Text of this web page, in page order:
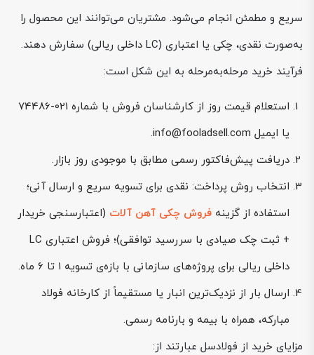
سریع و مطمئن انجام می‌شود. مشتریان می‌توانند این محصول را
به‌صورت نقدی، چکی یا اعتباری (LC داخلی ریالی) سفارش دهند.
فرآیند خرید مرحله‌به‌مرحله به این شکل است:
استعلام قیمت روز از کارشناسان فروش با شماره 021-74486
یا ایمیل info@fooladsell.com.
دریافت پیش‌فاکتور رسمی مطابق با موجودی روز بازار.
انتخاب روش پرداخت: نقدی برای تسویه سریع و ارسال آنی؛
استفاده از گزینه فروش چکی آهن آلات (اعتبارسنجی خریدار
+ ثبت چک صیادی با سررسید توافقی)؛ فروش اعتباری LC
داخلی ریالی برای پروژه‌های سازمانی با بازه‌ی تسویه ۱ تا ۶ ماه.
ارسال بار از نزدیک‌ترین انبار یا مستقیماً از کارخانه فولاد
مبارکه، همراه با بیمه و بارنامه رسمی.
مزایای خرید از فولادسل عبارتند از: